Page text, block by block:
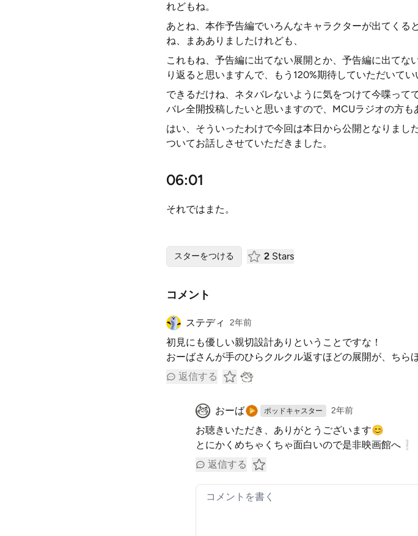
れどもね。
あとね、本作予告編でいろんなキャラクターが出てく
ね、まあありましたけれども、
これもね、予告編に出てない展開とか、予告編に出てな
り返ると思いますんで、もう120%期待していただいてい
できるだけね、ネタバレないように気をつけて今喋っ
バレ全開投稿したいと思いますので、MCUラジオの方も
はい、そういったわけで今回は本日から公開となりま
ついてお話しさせていただきました。
06:01
それではまた。
スターをつける 2 Stars
コメント
ステディ 2年前
初見にも優しい親切設計ありということですな！
おーばさんが手のひらクルクル返すほどの展開が、ちら
返信する
おーば ポッドキャスター 2年前
お聴きいただき、ありがとうございます😊
とにかくめちゃくちゃ面白いので是非映画館へ❕
返信する